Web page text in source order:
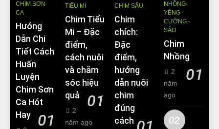
CHIM SƠN
CA
Hướng
Dẫn Chi
Tiết Cách
Huấn
Luyện
Chim Sơn
Ca Hót
Hay
01
TIỂU MI
Chim Tiểu
Mi – Đặc
điểm,
cách nuôi
và chăm
sóc hiệu
quả
01
2
năm ago
CHIM SÂU
Chim
chích:
Đặc
điểm,
hướng
dẫn nuôi
chim
đúng
cách
NHỒNG-
YỂNG -
CƯỠNG -
SÁO
Chim
Nhồng
01
2
năm
ago
02